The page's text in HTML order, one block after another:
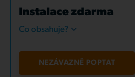
Instalace zdarma
Co obsahuje?
NEZÁVAZNĚ POPTAT